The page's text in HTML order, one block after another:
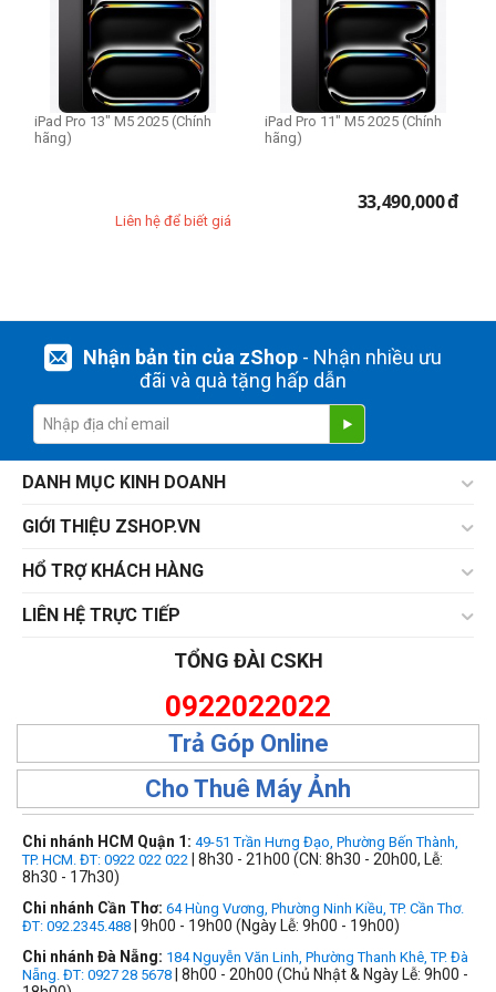
iPad Pro 13" M5 2025 (Chính
hãng)
Liên hệ để biết giá
iPad Pro 11" M5 2025 (Chính
hãng)
33,490,000đ
Nhận bản tin của zShop- Nhận nhiều ưu
đãi và quà tặng hấp dẫn
DANH MỤC KINH DOANH
GIỚI THIỆU ZSHOP.VN
HỔ TRỢ KHÁCH HÀNG
LIÊN HỆ TRỰC TIẾP
TỔNG ĐÀI CSKH
0922022022
Trả Góp Online
Cho Thuê Máy Ảnh
Chi nhánh HCM Quận 1: 49-51 Trần Hưng Đạo, Phường Bến Thành,
TP. HCM. ĐT: 0922 022 022 | 8h30 - 21h00 (CN: 8h30 - 20h00, Lễ:
8h30 - 17h30)
Chi nhánh Cần Thơ: 64 Hùng Vương, Phường Ninh Kiều, TP. Cần Thơ.
ĐT: 092.2345.488 | 9h00 - 19h00 (Ngày Lễ: 9h00 - 19h00)
Chi nhánh Đà Nẵng: 184 Nguyễn Văn Linh, Phường Thanh Khê, TP. Đà
Nẵng. ĐT: 0927 28 5678 | 8h00 - 20h00 (Chủ Nhật & Ngày Lễ: 9h00 -